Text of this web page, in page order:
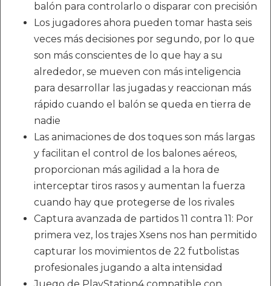
balón para controlarlo o disparar con precisión
Los jugadores ahora pueden tomar hasta seis
veces más decisiones por segundo, por lo que
son más conscientes de lo que hay a su
alrededor, se mueven con más inteligencia
para desarrollar las jugadas y reaccionan más
rápido cuando el balón se queda en tierra de
nadie
Las animaciones de dos toques son más largas
y facilitan el control de los balones aéreos,
proporcionan más agilidad a la hora de
interceptar tiros rasos y aumentan la fuerza
cuando hay que protegerse de los rivales
Captura avanzada de partidos 11 contra 11: Por
primera vez, los trajes Xsens nos han permitido
capturar los movimientos de 22 futbolistas
profesionales jugando a alta intensidad